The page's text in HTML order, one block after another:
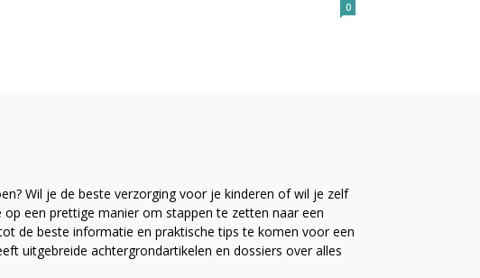
0
Wil je de beste verzorging voor je kinderen of wil je zelf
een prettige manier om stappen te zetten naar een
de beste informatie en praktische tips te komen voor een
uitgebreide achtergrondartikelen en dossiers over alles